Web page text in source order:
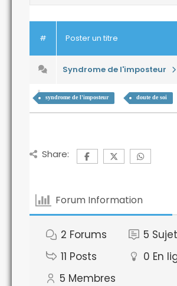
# Poster un titre
Syndrome de l'imposteur
syndrome de l'imposteur doute de soi
Share:
Forum Information
2 Forums 5
11 Posts 0 En
5 Membres